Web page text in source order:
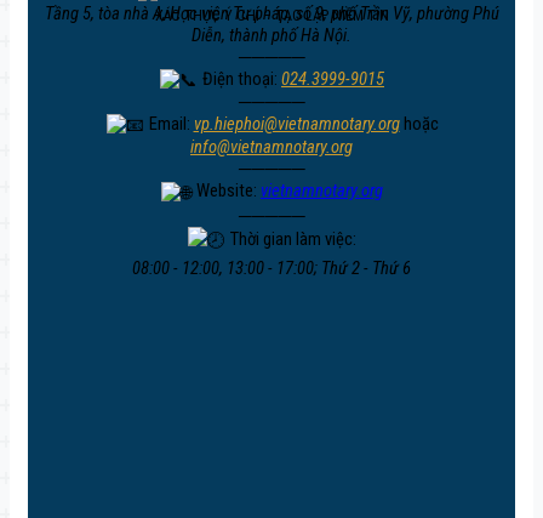
XÁC THỰC Ý CHÍ – TẠO LẬP NIỀM TIN
Tầng 5, tòa nhà A, Học viện Tư pháp, số 9, phố Trần Vỹ, phường Phú
Diễn, thành phố Hà Nội.
─────
Điện thoại:024.3999-9015
─────
Email: vp.hiephoi@vietnamnotary.orghoặc
info@vietnamnotary.org
─────
Website: vietnamnotary.org
─────
Thời gian làm việc:
08:00 - 12:00, 13:00 - 17:00; Thứ 2 - Thứ 6